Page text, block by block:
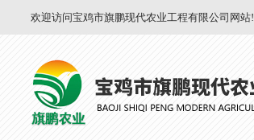
欢迎访问宝鸡市旗鹏现代农业工程有限公司网站!